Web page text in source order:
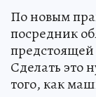
По новым
посредник
Сделать это
того, как